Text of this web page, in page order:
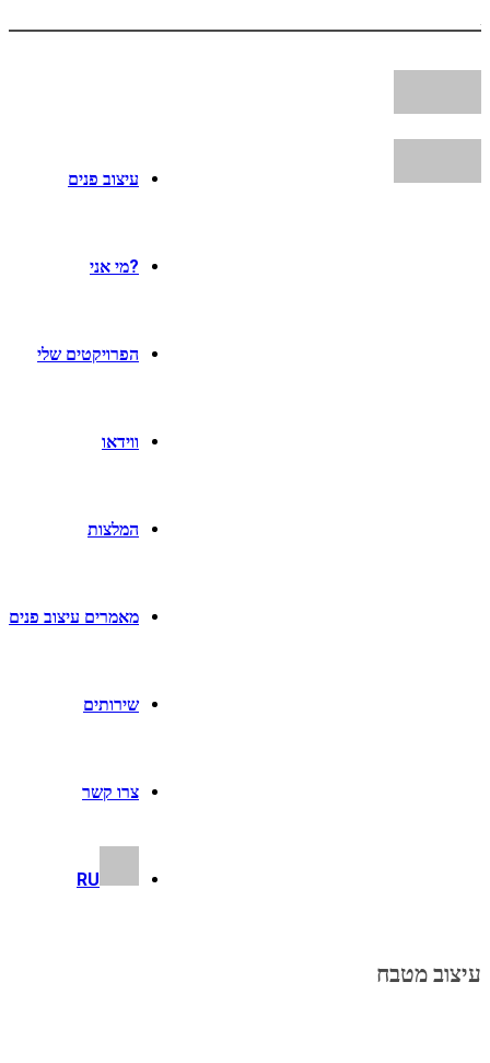
עיצוב פנים
?מי אני
הפרויקטים שלי
ווידאו
המלצות
מאמרים עיצוב פנים
שירותים
צרו קשר
RU
עיצוב מטבח